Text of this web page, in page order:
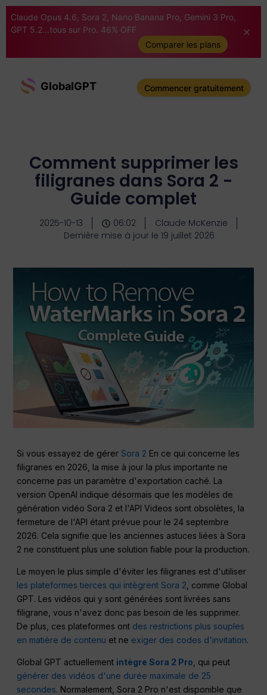
Claude Opus 4.6, Sora 2, Nano Banana Pro, Gemini 3 Pro,
GPT 5.2...tous sur Pro. 46% OFF
Comparer les plans
GlobalGPT Commencer gratuitement
Comment supprimer les
filigranes dans Sora 2 -
Guide complet
2025-10-13 06:02
Claude McKenzie
Dernière mise à jour le 19 juillet 2026
Si vous essayez de gérerSora 2 En ce qui concerne les
filigranes en 2026, la mise à jour la plus importante ne
concerne pas un paramètre d'exportation caché. La
version OpenAI indique désormais que les modèles de
génération vidéo Sora 2 et l'API Videos sont obsolètes, la
fermeture de l'API étant prévue pour le 24 septembre
2026. Cela signifie que les anciennes astuces liées à Sora
2 ne constituent plus une solution fiable pour la production.
Le moyen le plus simple d'éviter les filigranes est d'utiliser
les plateformes tierces qui intègrent Sora 2 , comme Global
GPT. Les vidéos qui y sont générées sont livrées sans
filigrane, vous n'avez donc pas besoin de les supprimer.
De plus, ces plateformes ont des restrictions plus souples
en matière de contenu et ne exiger des codes d'invitation.
Global GPT actuellement intègre Sora 2 Pro, qui peut
générer des vidéos d'une durée maximale de 25
secondes. Normalement, Sora 2 Pro n'est disponible que